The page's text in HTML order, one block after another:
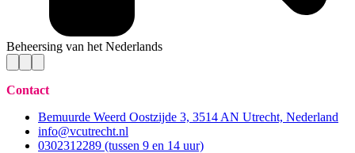
Beheersing van het Nederlands
Contact
Bemuurde Weerd Oostzijde 3, 3514 AN Utrecht, Nederland
info@vcutrecht.nl
0302312289 (tussen 9 en 14 uur)